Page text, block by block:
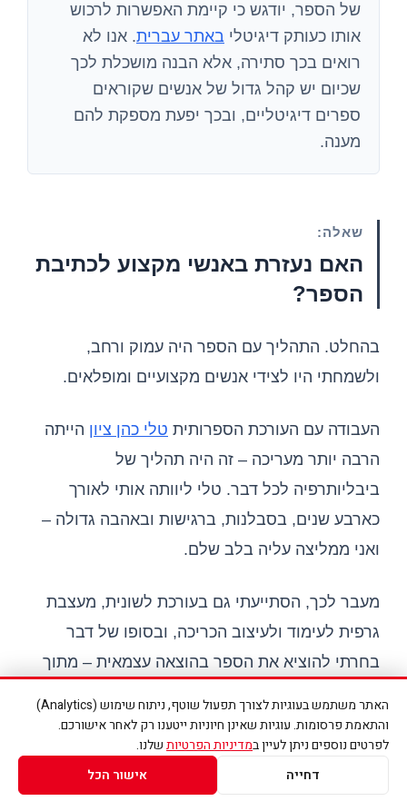
של הספר, יודגש כי קיימת האפשרות לרכוש
אותו כעותק דיגיטלי באתר עברית. אנו לא
רואים בכך סתירה, אלא הבנה מושכלת לכך
שכיום יש קהל גדול של אנשים שקוראים
ספרים דיגיטליים, ובכך יפעת מספקת להם
מענה.
שאלה:
האם נעזרת באנשי מקצוע לכתיבת
הספר?
בהחלט. התהליך עם הספר היה עמוק ורחב,
ולשמחתי היו לצידי אנשים מקצועיים ומופלאים.
העבודה עם העורכת הספרותית טלי כהן ציון הייתה
הרבה יותר מעריכה – זה היה תהליך של
ביבליותרפיה לכל דבר. טלי ליוותה אותי לאורך
כארבע שנים, בסבלנות, ברגישות ובאהבה גדולה –
ואני ממליצה עליה בלב שלם.
מעבר לכך, הסתייעתי גם בעורכת לשונית, מעצבת
גרפית לעימוד ולעיצוב הכריכה, ובסופו של דבר
בחרתי להוציא את הספר בהוצאה עצמאית – מתוך
החופש היצירתי והאותנטיות של התוכן.
האתר משתמש בעוגיות לצורך תפעול שוטף, ניתוח שימוש (Analytics)
והתאמת פרסומות. עוגיות שאינן חיוניות ייטענו רק לאחר אישורכם.
לפרטים נוספים ניתן לעיין במדיניות הפרטיותשלנו.
דחייה
אישור הכל